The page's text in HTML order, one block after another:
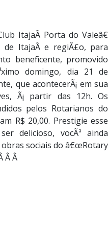
ItajaÃ­ Porta do Valeâ€
de ItajaÃ­ e regiÃ£o, para
beneficente, promovido
domingo, dia 21 de
que acontecerÃ¡ em sua
Ã¡ partir das 12h. Os
pelos Rotarianos do
R$ 20,00. Prestigie esse
delicioso, vocÃª ainda
sociais do â€œRotary
Â Â